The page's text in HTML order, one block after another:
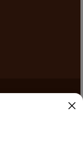
ะไรไม่ออกเลยบอกเขาไปแ
มือนกัน ฉันอยากมีลูก..นะ
ดทานคนกระหายรัก เธอเอง
ที่โดนเขาล่วงล้ำ“คุณริคสัญ
งงานกับใบตอง?”“ฉันขอ
ดังนั้นผู้อ่านทุกท่านโปรดใช้
ที่ขัดต่อกฎหมายและศีลธรรม
นทันที ทั้งนี้ ทางเว็บไซต์ขอสงวน